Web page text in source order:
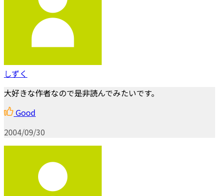
しずく
大好きな作者なので是非読んでみたいです。
Good
2004/09/30